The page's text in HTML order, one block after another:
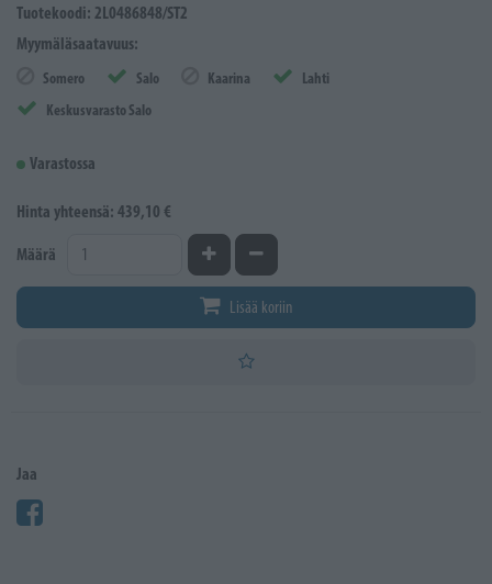
Tuotekoodi: 2L0486848/ST2
Myymäläsaatavuus:
Somero Salo Kaarina
Lahti
Keskusvarasto Salo
Varastossa
Hinta yhteensä: 439,10 €
Määrä Kasvata määrääVähennä määrää
Lisää koriin
Jaa